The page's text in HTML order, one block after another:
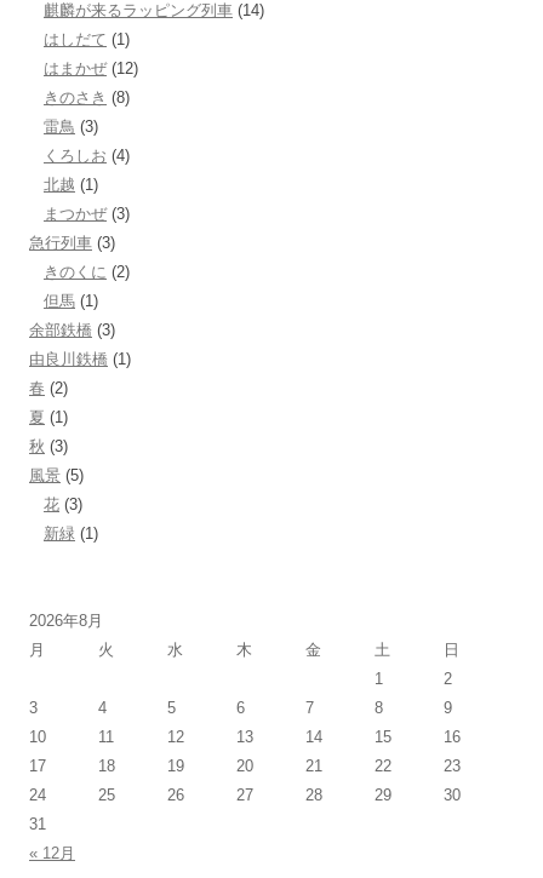
麒麟が来るラッピング列車 (14)
はしだて (1)
はまかぜ(12)
きのさき (8)
雷鳥 (3)
くろしお (4)
北越 (1)
まつかぜ(3)
急行列車 (3)
きのくに (2)
但馬 (1)
余部鉄橋 (3)
由良川鉄橋 (1)
春 (2)
夏 (1)
秋 (3)
風景 (5)
花 (3)
新緑 (1)
2026年8月
月
火 水 木 金 土
日
1
2
3
4 5 6 7 8
9
10
11 12 13 14 15
16
17
18 19 20 21 22
23
24
25 26 27 28 29
30
31
« 12月